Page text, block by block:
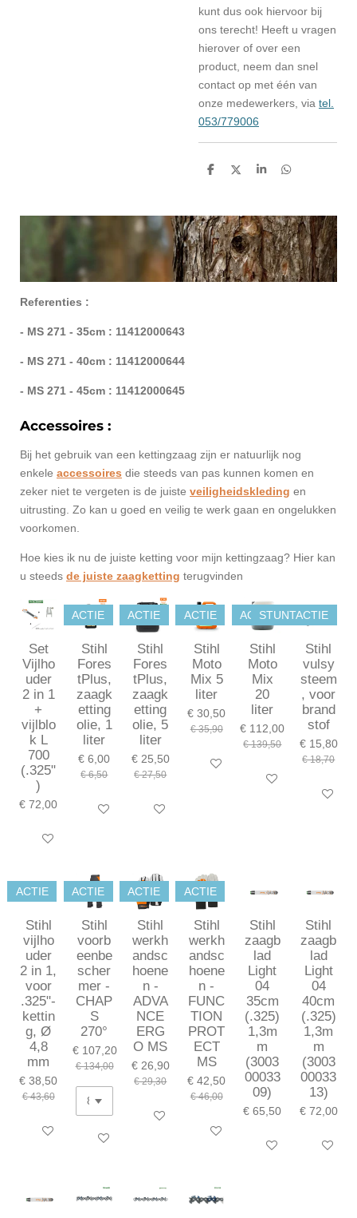
kunt dus ook hiervoor bij
ons terecht! Heeft u vragen
hierover of over een
product, neem dan snel
contact op met één van
onze medewerkers, via tel.
053/779006
D
n
D
S
e
D
n
Referenties :
- MS 271 - 35cm : 11412000643
- MS 271 - 40cm : 11412000644
- MS 271 - 45cm : 11412000645
Accessoires :
Bij het gebruik van een kettingzaag zijn er natuurlijk nog
enkele accessoires die steeds van pas kunnen komen en
zeker niet te vergeten is de juiste veiligheidskleding en
uitrusting. Zo kan u goed en veilig te werk gaan en ongelukken
voorkomen.
Hoe kies ik nu de juiste ketting voor mijn kettingzaag? Hier kan
u steeds de juiste zaagketting terugvinden
Set
Vijlho
uder
2 in 1
+
vijlblo
k L
700
(.325"
)
€ 72,00
In winkelwagen
ACTIE
Stihl
Fores
tPlus,
zaagk
etting
olie, 1
liter
€ 6,00
€ 6,50
In winkelwagen
ACTIE
Stihl
Fores
tPlus,
zaagk
etting
olie, 5
liter
€ 25,50
€ 27,50
In winkelwagen
ACTIE
Stihl
Moto
Mix 5
liter
€ 30,50
€ 35,90
In winkelwagen
ACTIE
Stihl
Moto
Mix
20
liter
€ 112,00
€ 139,50
In winkelwagen
STUNTACTIE
Stihl
vulsy
steem
, voor
brand
stof
€ 15,80
€ 18,70
In
ACTIE
Stihl
vijlho
uder
2 in 1,
voor
.325"-
kettin
g, Ø
4,8
mm
€ 38,50
€ 43,60
In winkelwagen
ACTIE
Stihl
voorb
eenbe
scher
mer -
CHAP
S
270°
€ 107,20
€ 134,00
In winkelwagen
ACTIE
Stihl
werkh
andsc
hoene
n -
ADVA
NCE
ERG
O MS
€ 26,90
€ 29,30
Bekijk details
ACTIE
Stihl
werkh
andsc
hoene
n -
FUNC
TION
PROT
ECT
MS
€ 42,50
€ 46,00
Bekijk details
Stihl
zaagb
lad
Light
04
35cm
(.325)
1,3m
m
(3003
00033
09)
€ 65,50
In winkelwagen
Stihl
zaagb
lad
Light
04
40cm
(.325)
1,3m
m
(3003
00033
13)
€ 72,00
In